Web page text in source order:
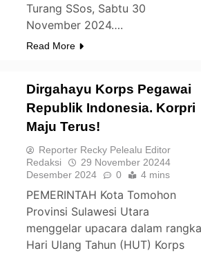
Turang SSos, Sabtu 30
November 2024….
Read More
Dirgahayu Korps Pegawai
Republik Indonesia. Korpri
Maju Terus!
Reporter Recky Pelealu Editor
Redaksi
29 November 20244
Desember 2024
0 4 mins
PEMERINTAH Kota Tomohon
Provinsi Sulawesi Utara
menggelar upacara dalam
Hari Ulang Tahun (HUT) Korps